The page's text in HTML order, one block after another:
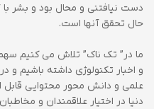
دست نیافتنی و محال بود و بشر با
حال تحقق آنها است.
ما در” تک ناک” تلاش می کنیم
و اخبار تکنولوژی داشته باشیم و
علمی و دانش محور محتوایی قابل
دنیا در اختیار علاقمندان و